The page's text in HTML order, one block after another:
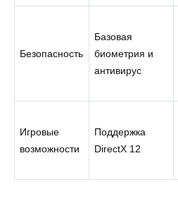
Безопасность
Базовая
биометрия и
антивирус
Игровые
возможности
Поддержка
DirectX 12